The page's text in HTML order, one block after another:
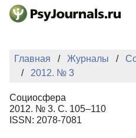
Перейти к основному
БАЗА
Главная Журналы
2012. № 3
Социосфера
2012. № 3. С. 105–110
ISSN: 2078-7081